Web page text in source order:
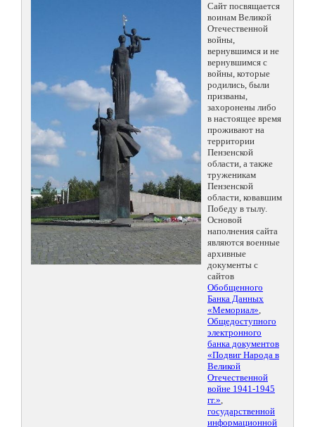
Сайт посвящается
воинам Великой
Отечественной
войны,
вернувшимся и не
вернувшимся с
войны, которые
родились, были
призваны,
захоронены либо
в настоящее время
проживают на
территории
Пензенской
области, а также
труженикам
Пензенской
области, ковавшим
Победу в тылу.
Основой
наполнения сайта
являются военные
архивные
документы с
сайтов
Обобщенного
Банка Данных
«Мемориал»,
Общедоступного
электронного
банка документов
«Подвиг Народа в
Великой
Отечественной
войне 1941-1945
гг.»,
государственной
информационной